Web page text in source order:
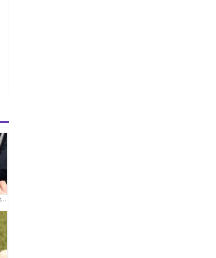
KOREAN TOY POODLE YAVRULARIM